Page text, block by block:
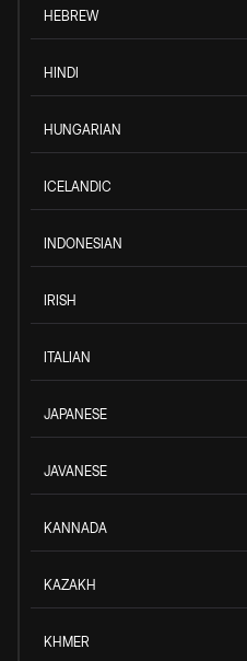
HEBREW
HINDI
HUNGARIAN
ICELANDIC
INDONESIAN
IRISH
ITALIAN
JAPANESE
JAVANESE
KANNADA
KAZAKH
KHMER